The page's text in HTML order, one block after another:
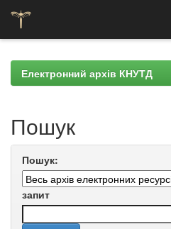
navigationЕлектронний архів КНУТД
Пошук
Пошук:
запит